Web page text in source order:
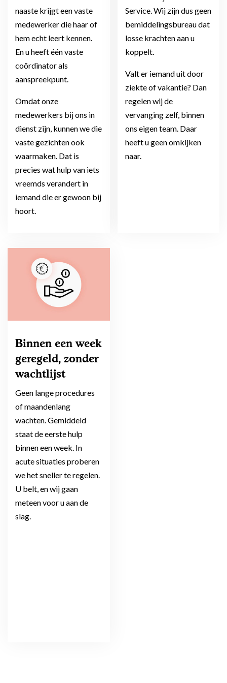
naaste krijgt een vaste
medewerker die haar of
hem echt leert kennen.
En u heeft één vaste
coördinator als
aanspreekpunt.
Omdat onze
medewerkers bij ons in
dienst zijn, kunnen we die
vaste gezichten ook
waarmaken. Dat is
precies wat hulp van iets
vreemds verandert in
iemand die er gewoon bij
hoort.
Service. Wij zijn dus geen
bemiddelingsbureau dat
losse krachten aan u
koppelt.
Valt er iemand uit door
ziekte of vakantie? Dan
regelen wij de
vervanging zelf, binnen
ons eigen team. Daar
heeft u geen omkijken
naar.
Binnen een week
geregeld, zonder
wachtlijst
Geen lange procedures
of maandenlang
wachten. Gemiddeld
staat de eerste hulp
binnen een week. In
acute situaties proberen
we het sneller te regelen.
U belt, en wij gaan
meteen voor u aan de
slag.